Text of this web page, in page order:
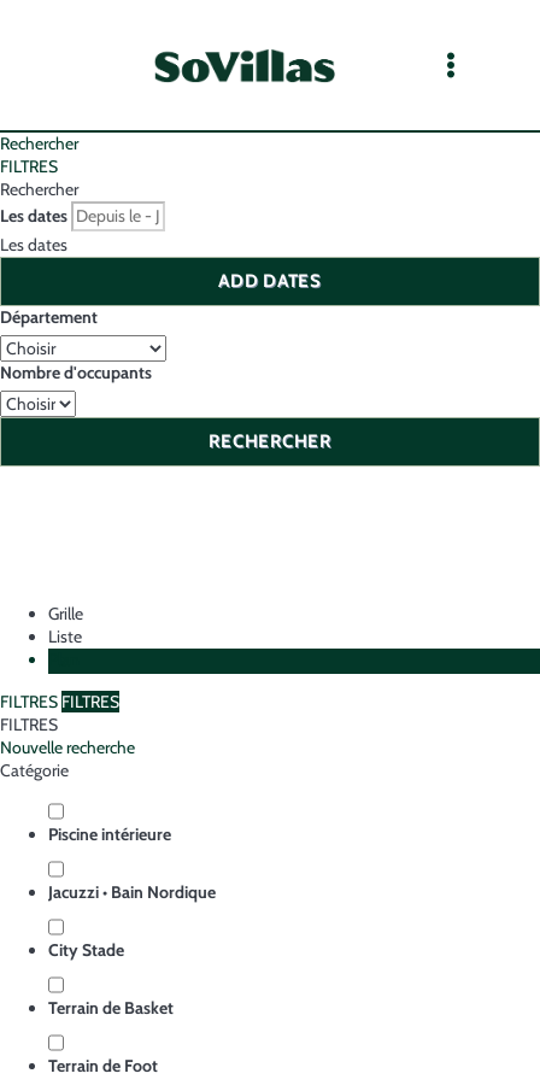
Rechercher
FILTRES
Rechercher
Les dates
Les dates
ADD DATES
Département
Nombre d'occupants
RECHERCHER
Grille
Liste
FILTRES FILTRES
FILTRES
Nouvelle recherche
Catégorie
Piscine intérieure
Jacuzzi • Bain Nordique
City Stade
Terrain de Basket
Terrain de Foot